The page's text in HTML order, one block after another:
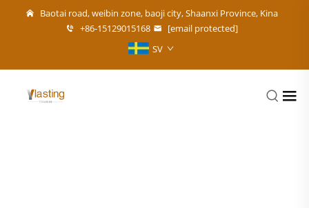
Baotai road, weibin zone, baoji city, Shaanxi Province, Kina
+86-15129015168
[email protected]
SV